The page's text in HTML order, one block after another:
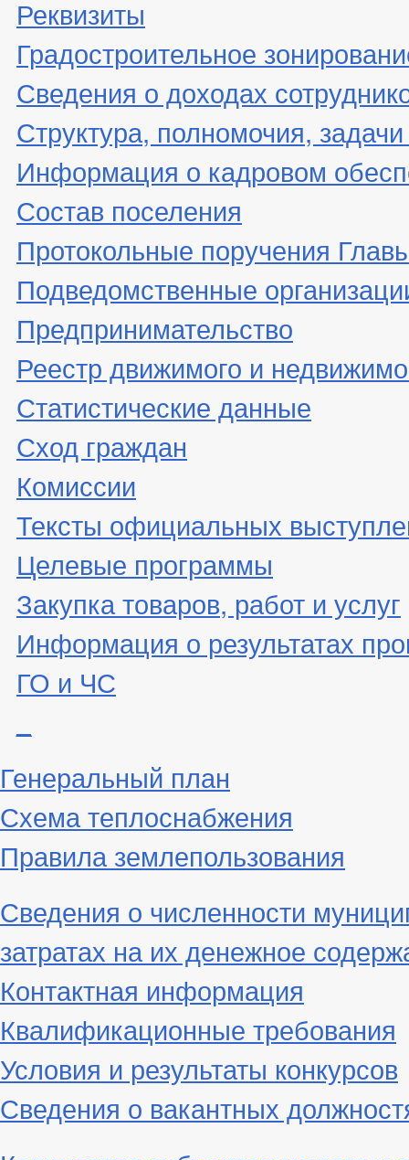
Реквизиты
Градостроительное
Сведения о доходах
Структура, полномочия,
Информация о кадровом
Состав поселения
Протокольные поручения
Подведомственные
Предпринимательство
Реестр движимого и
Статистические данные
Сход граждан
Комиссии
Тексты официальных
Целевые программы
Закупка товаров, работ и услуг
Информация о результатах
ГО и ЧС
Генеральный план
Схема теплоснабжения
Правила землепользования
Сведения о численности
затратах на их денежное
Контактная информация
Квалификационные требования
Условия и результаты конкурсов
Сведения о вакантных